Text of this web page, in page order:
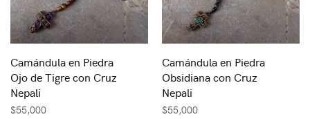
Camándula en Piedra
Ojo de Tigre con Cruz
Nepali
$55,000
Camándula en Piedra
Obsidiana con Cruz
Nepali
$55,000